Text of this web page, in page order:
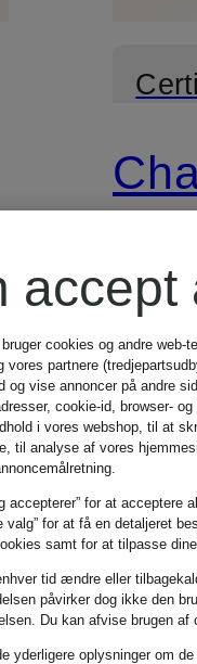
accept
bruger cookies og andre web-
vores partnere
og vise annoncer på andre
cookie-id, browser-
i vores webshop, til at
til analyse af vores
accepterer” for at acceptere
valg” for at få en detaljeret
samt for at tilpasse
tid ændre eller
påvirker dog ikke den
Du kan afvise brugen af
yderligere oplysninger om